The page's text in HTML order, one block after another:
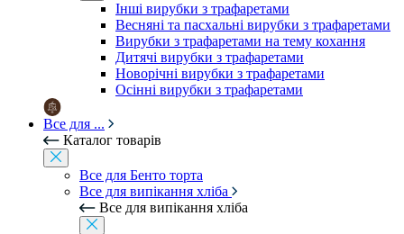
Інші вирубки з трафаретами
Весняні та пасхальні вирубки з трафаретами
Вирубки з трафаретами на тему кохання
Дитячі вирубки з трафаретами
Новорічні вирубки з трафаретами
Осінні вирубки з трафаретами
Все для ...
Каталог товарів
Все для Бенто торта
Все для випікання хліба
Все для випікання хліба